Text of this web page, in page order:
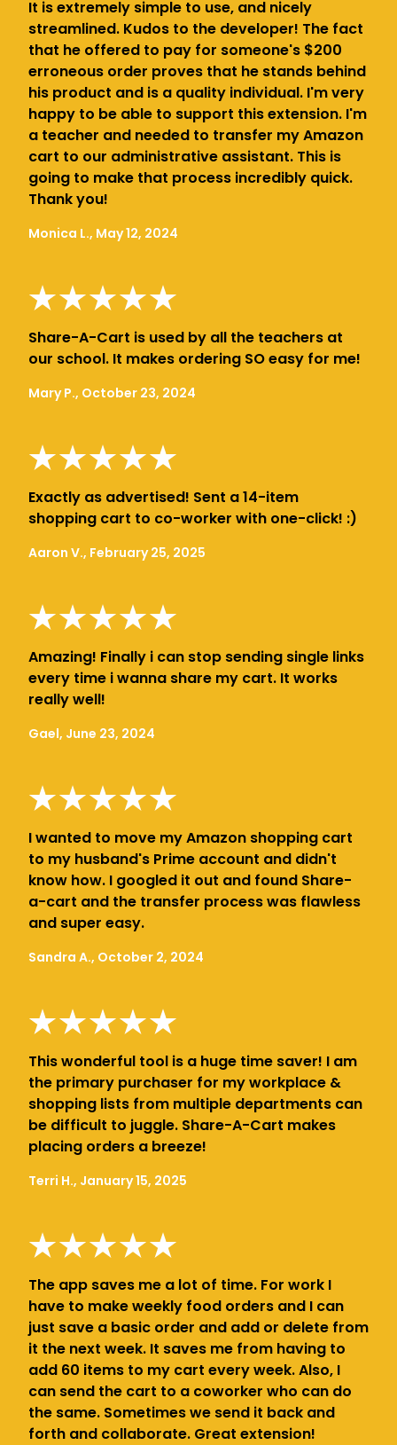
It is extremely simple to use, and nicely
streamlined. Kudos to the developer! The fact
that he offered to pay for someone's $200
erroneous order proves that he stands behind
his product and is a quality individual. I'm very
happy to be able to support this extension. I'm
a teacher and needed to transfer my Amazon
cart to our administrative assistant. This is
going to make that process incredibly quick.
Thank you!
Monica L., May 12, 2024
Share-A-Cart is used by all the teachers at
our school. It makes ordering SO easy for me!
Mary P., October 23, 2024
Exactly as advertised! Sent a 14-item
shopping cart to co-worker with one-click! :)
Aaron V., February 25, 2025
Amazing! Finally i can stop sending single links
every time i wanna share my cart. It works
really well!
Gael, June 23, 2024
I wanted to move my Amazon shopping cart
to my husband's Prime account and didn't
know how. I googled it out and found Share-
a-cart and the transfer process was flawless
and super easy.
Sandra A., October 2, 2024
This wonderful tool is a huge time saver! I am
the primary purchaser for my workplace &
shopping lists from multiple departments can
be difficult to juggle. Share-A-Cart makes
placing orders a breeze!
Terri H., January 15, 2025
The app saves me a lot of time. For work I
have to make weekly food orders and I can
just save a basic order and add or delete from
it the next week. It saves me from having to
add 60 items to my cart every week. Also, I
can send the cart to a coworker who can do
the same. Sometimes we send it back and
forth and collaborate. Great extension!